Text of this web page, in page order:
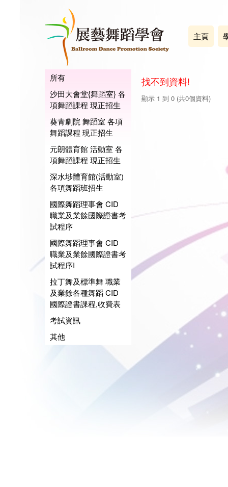
主頁
所有
沙田大會堂{舞蹈室} 各
項舞蹈課程 現正招生
葵青劇院 舞蹈室 各項
舞蹈課程 現正招生
元朗體育館 活動室 各
項舞蹈課程 現正招生
深水埗體育館(活動室)
各項舞蹈班招生
國際舞蹈理事會 CID
職業及業餘國際證書考
試程序
國際舞蹈理事會 CID
職業及業餘國際證書考
試程序I
拉丁舞及標準舞 職業
及業餘各種舞蹈 CID
國際證書課程,收費表
考試資訊
其他
找不到資料!
顯示 1 到 0 (共0個資料)